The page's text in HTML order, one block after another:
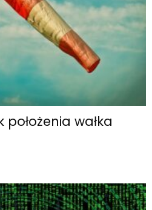
wałka